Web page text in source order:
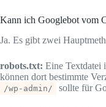
Kann ich Googlebot vom
Ja. Es gibt zwei
robots.txt: Eine Textdatei
können dort bestimmte
/wp-admin/ sollte für